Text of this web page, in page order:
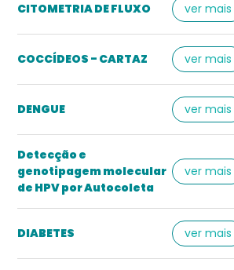
CITOMETRIA DE FLUXO ver mais
COCCÍDEOS - CARTAZ ver mais
DENGUE ver mais
Detecção e
genotipagem molecular
de HPV por Autocoleta
ver mais
DIABETES ver mais